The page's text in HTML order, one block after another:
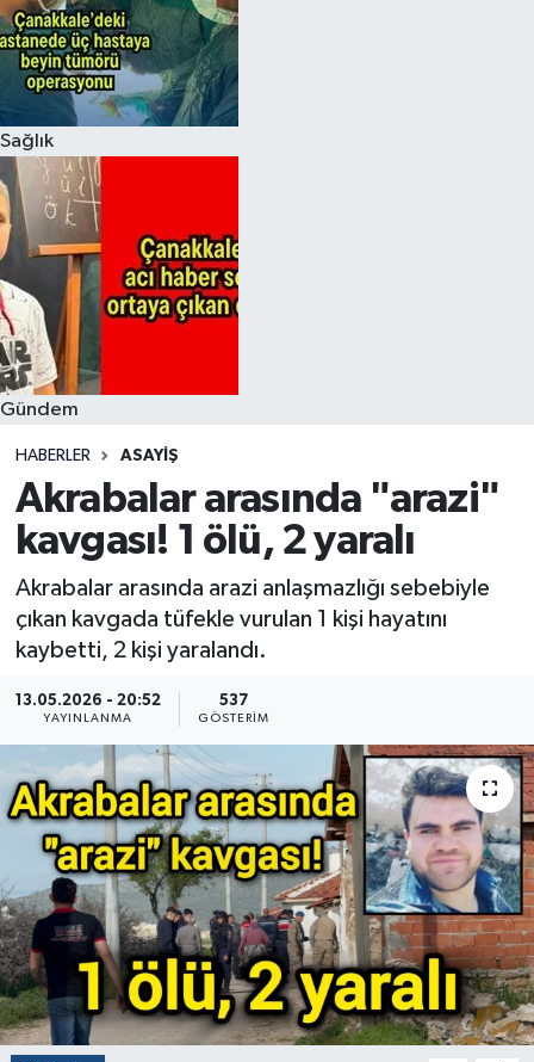
Sağlık
Gündem
HABERLER ASAYIŞ
Akrabalar arasında "arazi"
kavgası! 1 ölü, 2 yaralı
Akrabalar arasında arazi anlaşmazlığı sebebiyle
çıkan kavgada tüfekle vurulan 1 kişi hayatını
kaybetti, 2 kişi yaralandı.
13.05.2026 - 20:52
YAYINLANMA
537
GÖSTERIM